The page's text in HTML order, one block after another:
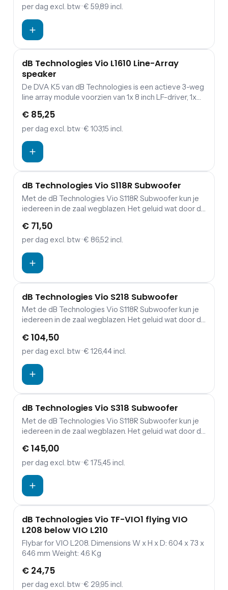
deze line array voorzien is van een DSP-processor
passen zoals jij dat wilt.
per dag excl. btw· € 59,89 incl.
dB Technologies Vio L1610 Line-Array
speaker
De DVA K5 van dB Technologies is een actieve 3-weg
line array module voorzien van 1x 8 inch LF-driver, 1x
RMS-vermogen van de module betreft 500W. Omdat
deze line array voorzien is van een DSP-processor
passen zoals jij dat wilt.
€ 85,25
per dag excl. btw· € 103,15 incl.
dB Technologies Vio S118R Subwoofer
Met de dB Technologies Vio S118R Subwoofer kun je
iedereen in de zaal wegblazen. Het geluid wat door de
zoals vele subwoofers nog wel eens willen klinken,
totaal niet modderig. Het resultaat is daarom een
subwoofer nog bij kunt stellen. Bovendien heeft dB
Technologies de subwoofer zo ontworpen dat hij
€ 71,50
per dag excl. btw· € 86,52 incl.
dB Technologies Vio S218 Subwoofer
Met de dB Technologies Vio S118R Subwoofer kun je
iedereen in de zaal wegblazen. Het geluid wat door de
zoals vele subwoofers nog wel eens willen klinken,
totaal niet modderig. Het resultaat is daarom een
subwoofer nog bij kunt stellen. Bovendien heeft dB
Technologies de subwoofer zo ontworpen dat hij
zowel horizontaal als verticaal gebruikt kan worden.
€ 104,50
per dag excl. btw· € 126,44 incl.
dB Technologies Vio S318 Subwoofer
Met de dB Technologies Vio S118R Subwoofer kun je
iedereen in de zaal wegblazen. Het geluid wat door de
zoals vele subwoofers nog wel eens willen klinken,
totaal niet modderig. Het resultaat is daarom een
subwoofer nog bij kunt stellen. Bovendien heeft dB
Technologies de subwoofer zo ontworpen dat hij
zowel horizontaal als verticaal gebruikt kan worden.
€ 145,00
per dag excl. btw· € 175,45 incl.
dB Technologies Vio TF-VIO1 flying VIO
L208 below VIO L210
Flybar for VIO L208. Dimensions W x H x D: 604 x 73 x
646 mm Weight: 4.6 Kg
€ 24,75
per dag excl. btw· € 29,95 incl.